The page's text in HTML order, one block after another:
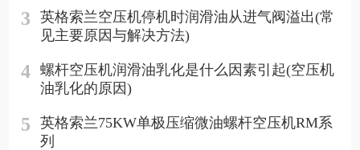
3
英格索兰空压机停机时润滑油从进气阀溢出(常
见主要原因与解决方法)
4
螺杆空压机润滑油乳化是什么因素引起(空压机
油乳化的原因)
5
英格索兰75KW单极压缩微油螺杆空压机RM系
列